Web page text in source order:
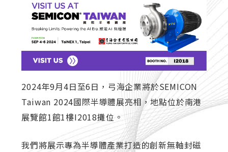
2024年9月4日至6日，弓海企業將於SEMICON
Taiwan 2024國際半導體展亮相，地點位於南港
展覽館1館1樓I2018攤位。
我們將展示專為半導體產業打造的創新無軸封磁